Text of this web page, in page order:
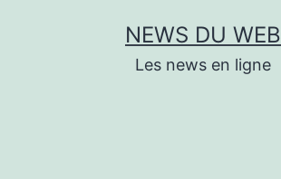
NEWS DU WEB
Les news en ligne